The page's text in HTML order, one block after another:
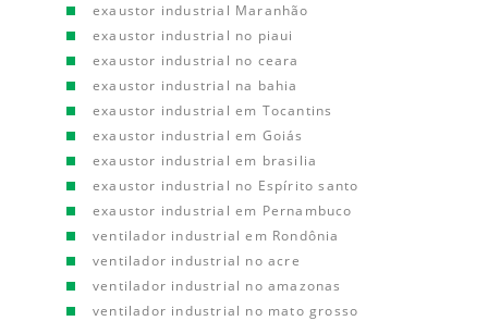
exaustor industrial Maranhão
exaustor industrial no piaui
exaustor industrial no ceara
exaustor industrial na bahia
exaustor industrial em Tocantins
exaustor industrial em Goiás
exaustor industrial em brasilia
exaustor industrial no Espírito santo
exaustor industrial em Pernambuco
ventilador industrial em Rondônia
ventilador industrial no acre
ventilador industrial no amazonas
ventilador industrial no mato grosso